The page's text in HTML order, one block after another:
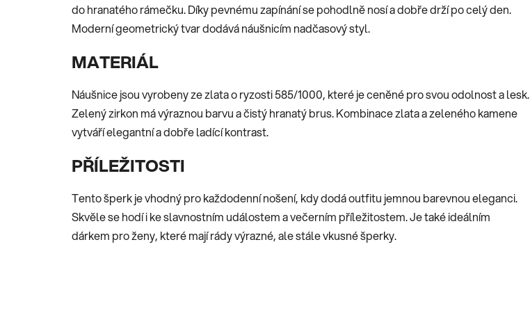
do hranatého rámečku. Díky pevnému zapínání se pohodlně nosí a dobře drží po celý den.
Moderní geometrický tvar dodává náušnicím nadčasový styl.
MATERIÁL
Náušnice jsou vyrobeny ze zlata o ryzosti 585/1000, které je ceněné pro svou odolnost a lesk.
Zelený zirkon má výraznou barvu a čistý hranatý brus. Kombinace zlata a zeleného kamene
vytváří elegantní a dobře ladící kontrast.
PŘÍLEŽITOSTI
Tento šperk je vhodný pro každodenní nošení, kdy dodá outfitu jemnou barevnou eleganci.
Skvěle se hodí i ke slavnostním událostem a večerním příležitostem. Je také ideálním
dárkem pro ženy, které mají rády výrazné, ale stále vkusné šperky.